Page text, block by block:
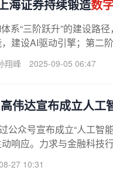
海证券持续锻造数
系“三阶跃升”的建设路
建设AI驱动引擎；第二
的...
翔峰 2025-09-05 06:47
伟达宣布成立人工
公众号宣布成立“人工智
响应。力求与金融科技
27 10:31